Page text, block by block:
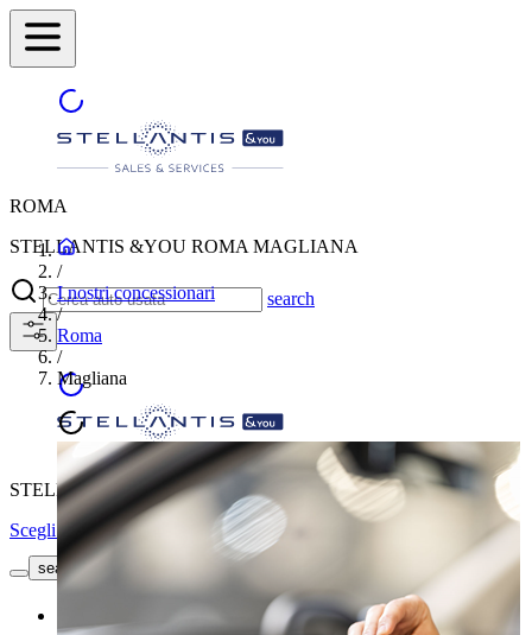
ROMA
STELLANTIS &YOU ROMA MAGLIANA
search
STELLANTIS &YOU ROMA MAGLIANA
Scegli un'altra città
search button - icon
/
I nostri concessionari
/
Roma
/
Magliana